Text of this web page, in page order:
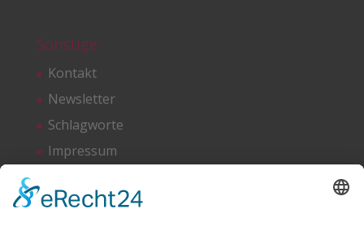
Sonstige
Kontakt
Newsletter
Schlagworte
Impressum